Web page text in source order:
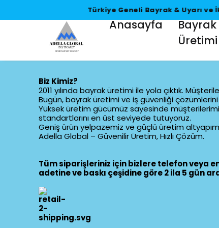
Anasayfa
Bayrak
Üretimi
Biz Kimiz?
2011 yılında bayrak üretimi ile yola çıktık.
Bugün, bayrak üretimi ve iş güvenliği
Yüksek üretim gücümüz sayesinde
standartlarını en üst seviyede tutuyoruz.
Geniş ürün yelpazemiz ve güçlü üretim
Adella Global – Güvenilir Üretim, Hızlı Çözüm.
Tüm siparişleriniz için bizlere telefon veya
adetine ve baskı çeşidine göre 2 ila 5 gün